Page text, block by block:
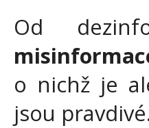
Od
o nichž je
jsou